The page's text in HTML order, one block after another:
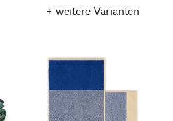
+ weitere Varianten